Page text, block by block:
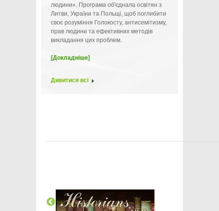
людини». Програма об'єднала освітян з
Литви, України та Польщі, щоб поглибити
своє розуміння Голокосту, антисемітизму,
прав людини та ефективних методів
викладання цих проблем.
[Докладніше]
Дивитися всі